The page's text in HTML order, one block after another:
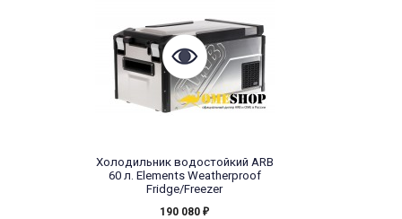
Холодильник водостойкий ARB
60 л. Elements Weatherproof
Fridge/Freezer
190 080 ₽